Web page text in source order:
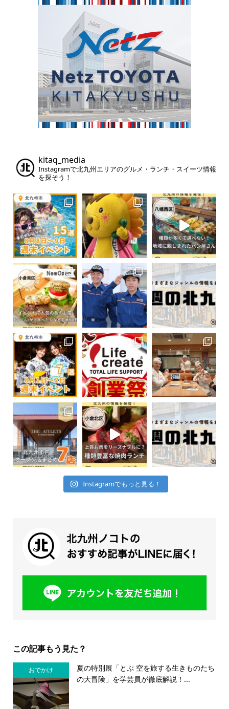
kitaq_media
Instagramで北九州エリアのグルメ・ランチ・スイーツ情報
を探そう！
Instagramでもっと見る！
この記事もう見た？
おでかけ
夏の特別展「とぶ 空を旅する生きものたち
の大冒険」を学芸員が徹底解説！...